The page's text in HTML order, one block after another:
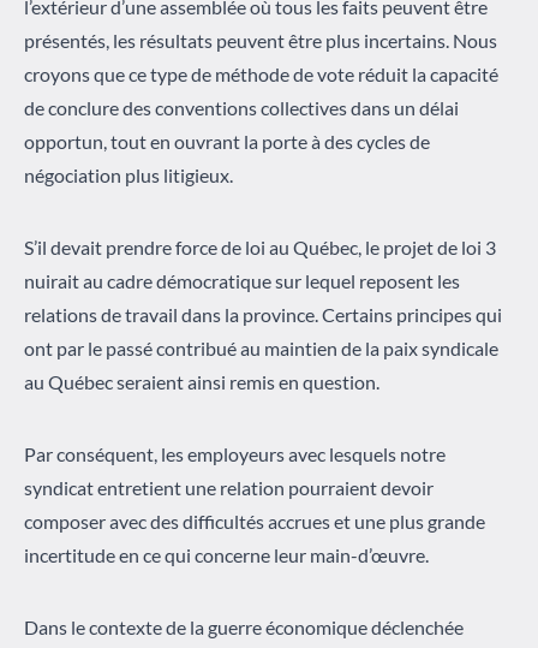
l’extérieur d’une assemblée où tous les faits peuvent être
présentés, les résultats peuvent être plus incertains. Nous
croyons que ce type de méthode de vote réduit la capacité
de conclure des conventions collectives dans un délai
opportun, tout en ouvrant la porte à des cycles de
négociation plus litigieux.
S’il devait prendre force de loi au Québec, le projet de loi 3
nuirait au cadre démocratique sur lequel reposent les
relations de travail dans la province. Certains principes qui
ont par le passé contribué au maintien de la paix syndicale
au Québec seraient ainsi remis en question.
Par conséquent, les employeurs avec lesquels notre
syndicat entretient une relation pourraient devoir
composer avec des difficultés accrues et une plus grande
incertitude en ce qui concerne leur main-d’œuvre.
Dans le contexte de la guerre économique déclenchée